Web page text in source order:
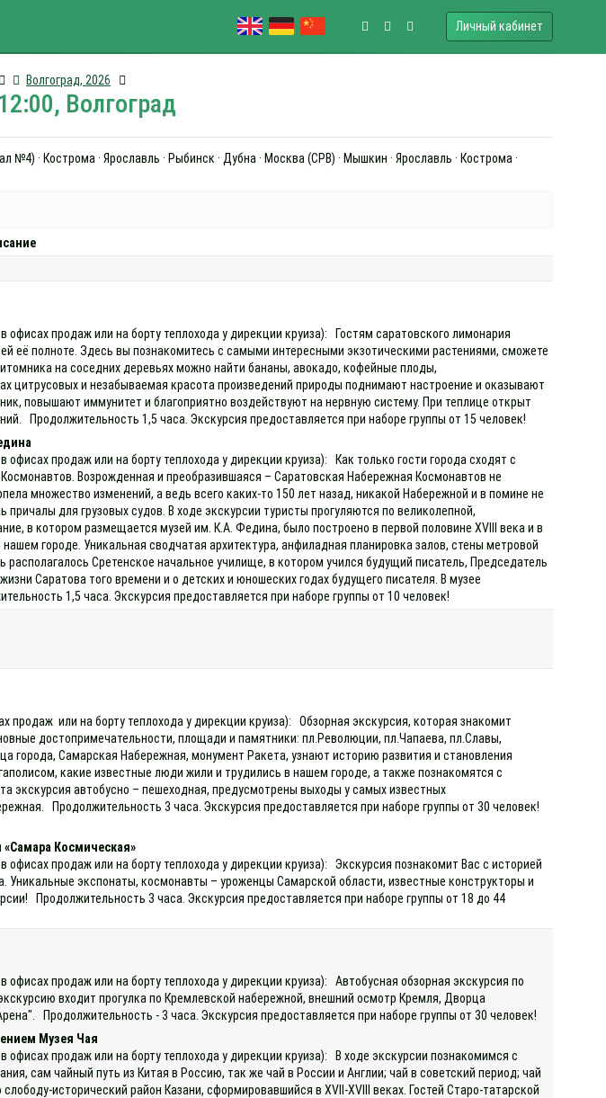
Личный кабинет
Волгоград, 2026
Волгоград
№4) · Кострома · Ярославль · Рыбинск · Дубна · Москва (СРВ) · Мышкин · Ярославль · Кострома ·
продаж или на борту теплохода у дирекции круиза): Гостям саратовского лимонария
её полноте. Здесь вы познакомитесь с самыми интересными экзотическими растениями, сможете
на соседних деревьях можно найти бананы, авокадо, кофейные плоды,
цитрусовых и незабываемая красота произведений природы поднимают настроение и оказывают
повышают иммунитет и благоприятно воздействуют на нервную систему. При теплице открыт
Продолжительность 1,5 часа. Экскурсия предоставляется при наборе группы от 15 человек!
продаж или на борту теплохода у дирекции круиза): Как только гости города сходят с
Возрожденная и преобразившаяся – Саратовская Набережная Космонавтов не
множество изменений, а ведь всего каких-то 150 лет назад, никакой Набережной и в помине не
для грузовых судов. В ходе экскурсии туристы прогуляются по великолепной,
в котором размещается музей им. К.А. Федина, было построено в первой половине XVIII века и в
городе. Уникальная сводчатая архитектура, анфиладная планировка залов, стены метровой
Сретенское начальное училище, в котором учился будущий писатель, Председатель
Саратова того времени и о детских и юношеских годах будущего писателя. В музее
1,5 часа. Экскурсия предоставляется при наборе группы от 10 человек!
продаж или на борту теплохода у дирекции круиза): Обзорная экскурсия, которая знакомит
достопримечательности, площади и памятники: пл.Революции, пл.Чапаева, пл.Славы,
города, Самарская Набережная, монумент Ракета, узнают историю развития и становления
какие известные люди жили и трудились в нашем городе, а также познакомятся с
экскурсия автобусно – пешеходная, предусмотрены выходы у самых известных
Продолжительность 3 часа. Экскурсия предоставляется при наборе группы от 30 человек!
Космическая»
продаж или на борту теплохода у дирекции круиза): Экскурсия познакомит Вас с историей
Уникальные экспонаты, космонавты – уроженцы Самарской области, известные конструкторы и
Продолжительность 3 часа. Экскурсия предоставляется при наборе группы от 18 до 44
продаж или на борту теплохода у дирекции круиза): Автобусная обзорная экскурсия по
входит прогулка по Кремлевской набережной, внешний осмотр Кремля, Дворца
Продолжительность - 3 часа. Экскурсия предоставляется при наборе группы от 30 человек!
Музея Чая
офисах продаж или на борту теплохода у дирекции круиза): В ходе экскурсии познакомимся с
сам чайный путь из Китая в Россию, так же чай в России и Англии; чай в советский период; чай
исторический район Казани, сформировавшийся в XVII-XVIII веках. Гостей Старо-татарской